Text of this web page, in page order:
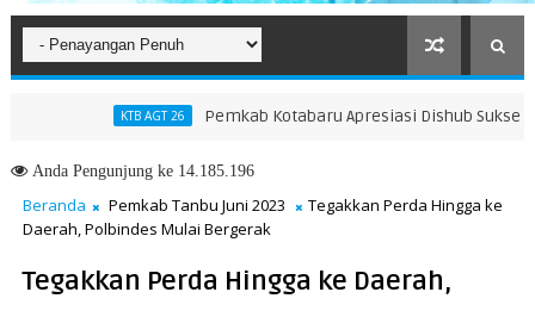
KTB AGT 26 Pemkab Kotabaru Apresiasi Dishub Sukses Gelar
Berkat Layanan Pengukuran Terjadwal
AndaPengunjung ke 14.185.196
Beranda Pemkab Tanbu Juni 2023
Tegakkan Perda Hingga ke
Daerah, Polbindes Mulai Bergerak
Tegakkan Perda Hingga ke Daerah,